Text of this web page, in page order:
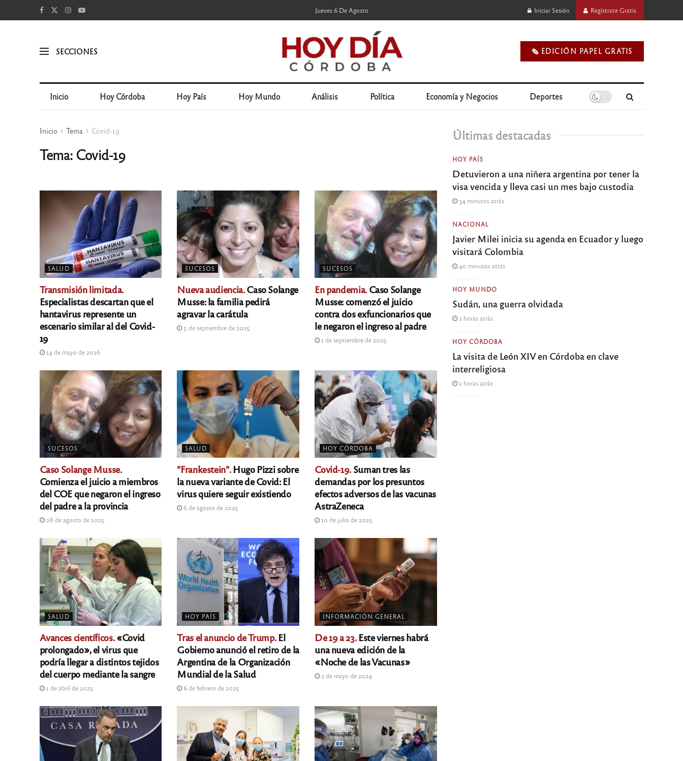
Jueves 6 De Agosto Iniciar Sesión Regístrate Gratis
SECCIONES 🗞️ EDICIÓN PAPEL GRATIS
Inicio Hoy Córdoba Hoy País Hoy Mundo Análisis Política Economía y Negocios Deportes
Inicio Tema Covid-19
Tema: Covid-19
SALUD
Transmisión limitada.
Especialistas descartan que el
hantavirus represente un
escenario similar al del Covid-
19
14 de mayo de 2026
SUCESOS
Nueva audiencia.Caso Solange
Musse: la familia pedirá
agravar la carátula
5 de septiembre de 2025
SUCESOS
En pandemia.Caso Solange
Musse: comenzó el juicio
contra dos exfuncionarios que
le negaron el ingreso al padre
1 de septiembre de 2025
SUCESOS
Caso Solange Musse.
Comienza el juicio a miembros
del COE que negaron el ingreso
del padre a la provincia
28 de agosto de 2025
SALUD
"Frankestein".Hugo Pizzi sobre
la nueva variante de Covid: El
virus quiere seguir existiendo
6 de agosto de 2025
HOY CÓRDOBA
Covid-19. Suman tres las
demandas por los presuntos
efectos adversos de las vacunas
AstraZeneca
10 de julio de 2025
SALUD
Avances científicos.«Covid
prolongado», el virus que
podría llegar a distintos tejidos
del cuerpo mediante la sangre
1 de abril de 2025
HOY PAÍS
Tras el anuncio de Trump.El
Gobierno anunció el retiro de la
Argentina de la Organización
Mundial de la Salud
6 de febrero de 2025
INFORMACIÓN GENERAL
De 19 a 23.Este viernes habrá
una nueva edición de la
«Noche de las Vacunas»
2 de mayo de 2024
Últimas destacadas
HOY PAÍS
Detuvieron a una niñera argentina por tener la
visa vencida y lleva casi un mes bajo custodia
34 minutos atrás
NACIONAL
Javier Milei inicia su agenda en Ecuador y luego
visitará Colombia
40 minutos atrás
HOY MUNDO
Sudán, una guerra olvidada
2 horas atrás
HOY CÓRDOBA
La visita de León XIV en Córdoba en clave
interreligiosa
2 horas atrás